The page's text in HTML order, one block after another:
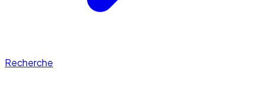
Recherche